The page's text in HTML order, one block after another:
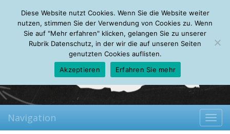
Saturday, 08.08.2026
Mein Account
About Autoren Leseempfehlungen FAQ
Navigation
Diese Website nutzt Cookies. Wenn Sie die Website weiter
nutzen, stimmen Sie der Verwendung von Cookies zu. Wenn
Sie auf "Mehr erfahren" klicken, gelangen Sie zu unserer
Rubrik Datenschutz, in der wir die auf unseren Seiten
genutzten Cookies auflisten.
Akzeptieren
Erfahren Sie mehr